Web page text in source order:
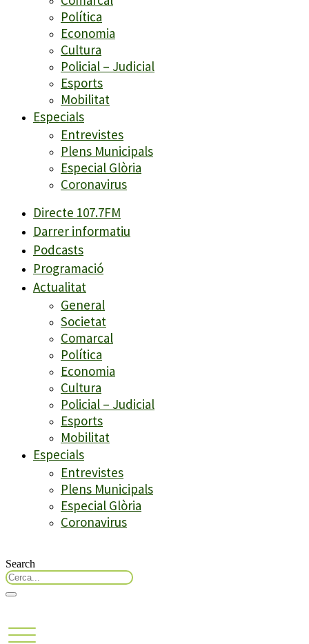
Política
Economia
Cultura
Policial – Judicial
Esports
Mobilitat
Especials
Entrevistes
Plens Municipals
Especial Glòria
Coronavirus
Directe 107.7FM
Darrer informatiu
Podcasts
Programació
Actualitat
General
Societat
Comarcal
Política
Economia
Cultura
Policial – Judicial
Esports
Mobilitat
Especials
Entrevistes
Plens Municipals
Especial Glòria
Coronavirus
Search